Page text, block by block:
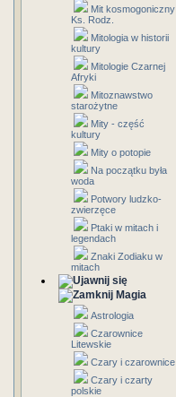
Mit kosmogoniczny
Ks. Rodz.
Mitologia w historii
kultury
Mitologie Czarnej
Afryki
Mitoznawstwo
starożytne
Mity - część
kultury
Mity o potopie
Na początku była
woda
Potwory ludzko-
zwierzęce
Ptaki w mitach i
legendach
Znaki Zodiaku w
mitach
Magia
Astrologia
Czarownice
Litewskie
Czary i czarownice
Czary i czarty
polskie